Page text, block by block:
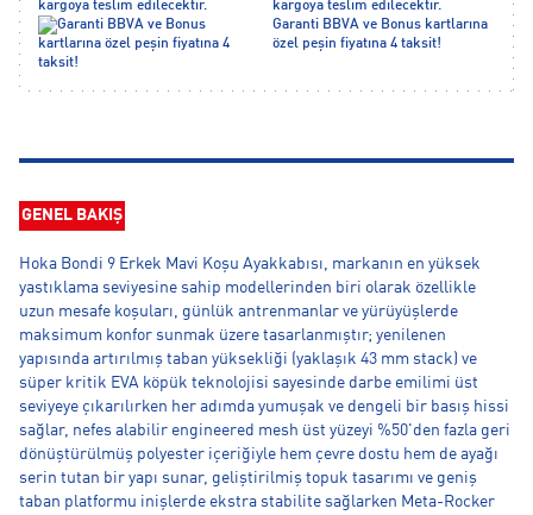
kargoya teslim edilecektir.
Garanti BBVA ve Bonus kartlarına
özel peşin fiyatına 4 taksit!
GENEL BAKIŞ
Hoka Bondi 9 Erkek Mavi Koşu Ayakkabısı, markanın en yüksek
yastıklama seviyesine sahip modellerinden biri olarak özellikle
uzun mesafe koşuları, günlük antrenmanlar ve yürüyüşlerde
maksimum konfor sunmak üzere tasarlanmıştır; yenilenen
yapısında artırılmış taban yüksekliği (yaklaşık 43 mm stack) ve
süper kritik EVA köpük teknolojisi sayesinde darbe emilimi üst
seviyeye çıkarılırken her adımda yumuşak ve dengeli bir basış hissi
sağlar, nefes alabilir engineered mesh üst yüzeyi %50'den fazla geri
dönüştürülmüş polyester içeriğiyle hem çevre dostu hem de ayağı
serin tutan bir yapı sunar, geliştirilmiş topuk tasarımı ve geniş
taban platformu inişlerde ekstra stabilite sağlarken Meta-Rocker